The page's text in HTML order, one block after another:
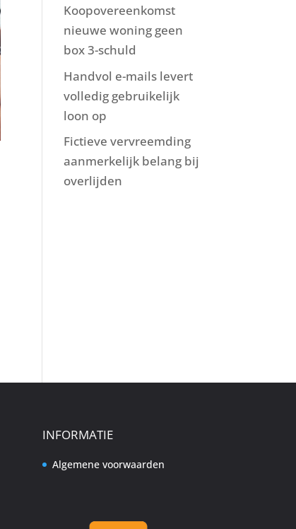
Koopovereenkomst
nieuwe woning geen
box 3-schuld
Handvol e-mails levert
volledig gebruikelijk
loon op
Fictieve vervreemding
aanmerkelijk belang bij
overlijden
INFORMATIE
Algemene voorwaarden